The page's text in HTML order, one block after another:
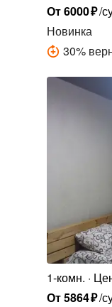
От6000₽/
Новинка
30%
1-комн.
1
От5864₽/